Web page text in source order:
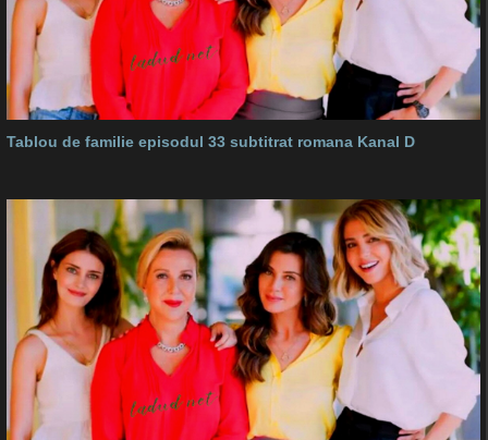
Tablou de familie episodul 33 subtitrat romana Kanal D